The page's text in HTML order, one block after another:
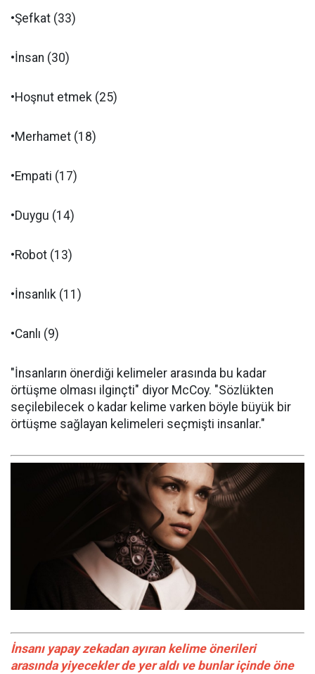
•Şefkat (33)
•İnsan (30)
•Hoşnut etmek (25)
•Merhamet (18)
•Empati (17)
•Duygu (14)
•Robot (13)
•İnsanlık (11)
•Canlı (9)
"İnsanların önerdiği kelimeler arasında bu kadar
örtüşme olması ilginçti" diyor McCoy. "Sözlükten
seçilebilecek o kadar kelime varken böyle büyük bir
örtüşme sağlayan kelimeleri seçmişti insanlar."
İnsanı yapay zekadan ayıran kelime önerileri
arasında yiyecekler de yer aldı ve bunlar içinde öne